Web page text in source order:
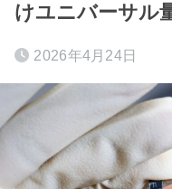
けユニバーサル
2026年4月24日